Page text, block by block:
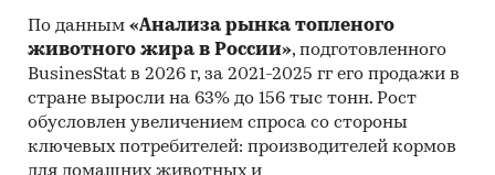
Материалы Организации экономического
сотрудничества и развития (Organization for
Economic Cooperation and Development).
Материалы International Trade Centre.
Материалы Index Mundi.
По данным «Анализа рынка топленого
животного жира в России», подготовленного
BusinesStat в 2026 г, за 2021-2025 гг его продажи в
стране выросли на 63% до 156 тыс тонн. Рост
обусловлен увеличением спроса со стороны
ключевых потребителей: производителей кормов
для домашних животных и